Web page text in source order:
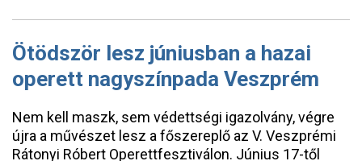
Ötödször lesz júniusban a hazai
operett nagyszínpada Veszprém
Nem kell maszk, sem védettségi igazolvány, végre
újra a művészet lesz a főszereplő az V. Veszprémi
Rátonyi Róbert Operettfesztiválon. Június 17-től